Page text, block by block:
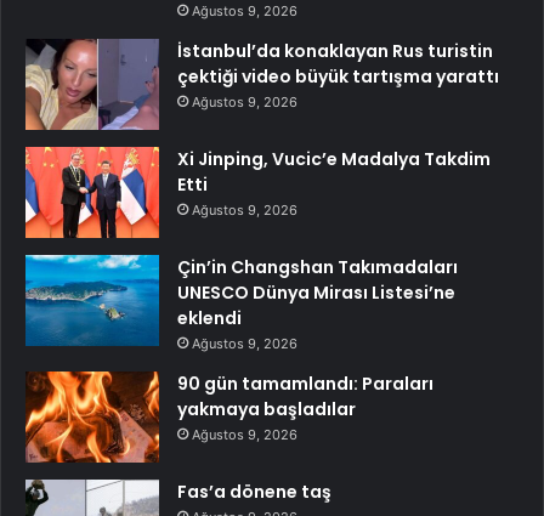
Ağustos 9, 2026
İstanbul’da konaklayan Rus turistin
çektiği video büyük tartışma yarattı
Ağustos 9, 2026
Xi Jinping, Vucic’e Madalya Takdim
Etti
Ağustos 9, 2026
Çin’in Changshan Takımadaları
UNESCO Dünya Mirası Listesi’ne
eklendi
Ağustos 9, 2026
90 gün tamamlandı: Paraları
yakmaya başladılar
Ağustos 9, 2026
Fas’a dönene taş